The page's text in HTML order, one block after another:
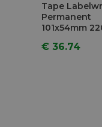
Tape
Permanent
101x54mm
€ 36.74